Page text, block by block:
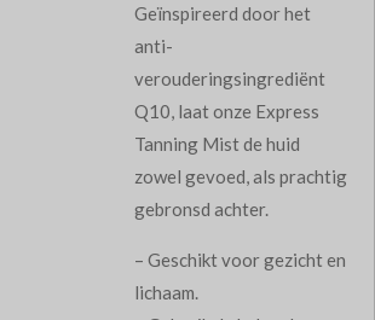
Geïnspireerd door het
anti-
verouderingsingrediënt
Q10, laat onze Express
Tanning Mist de huid
zowel gevoed, als prachtig
gebronsd achter.
– Geschikt voor gezicht en
lichaam.